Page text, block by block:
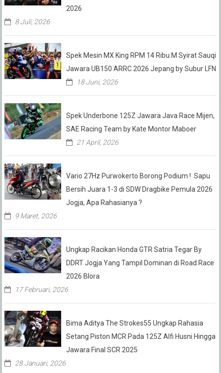
2026
8 Juli, 2026
Spek Mesin MX King RPM 14 Ribu M Syirat Sauqi
Jawara UB150 ARRC 2026 Jepang by Subur LFN
18 Juni, 2026
Spek Underbone 125Z Jawara Java Race Mijen,
SAE Racing Team by Kate Montor Maboer
21 April, 2026
Vario 27Hz Purwokerto Borong Podium ! Sapu
Bersih Juara 1-3 di SDW Dragbike Pemula 2026
Jogja, Apa Rahasianya ?
9 Maret, 2026
Ungkap Racikan Honda GTR Satria Tegar By
DDRT Jogja Yang Tampil Dominan di Road Race
2026 Blora
17 Februari, 2026
Bima Aditya The Strokes55 Ungkap Rahasia
Setang Piston MCR Pada 125Z Alfi Husni Hingga
Jawara Final SCR 2025
28 Januari, 2026